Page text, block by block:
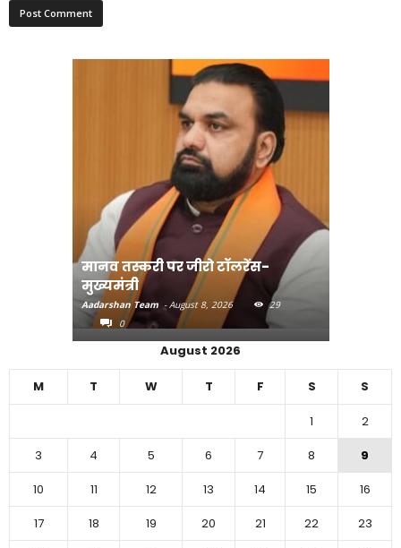
मानव तस्करी पर जीरो टॉलरेंस-
मुख्यमंत्री
Aadarshan Team - August 8, 2026
29
0
August 2026
M T W T F S S
1
2
3
4 5 6 7 8
9
10
11 12 13 14 15
16
17
18 19 20 21 22
23